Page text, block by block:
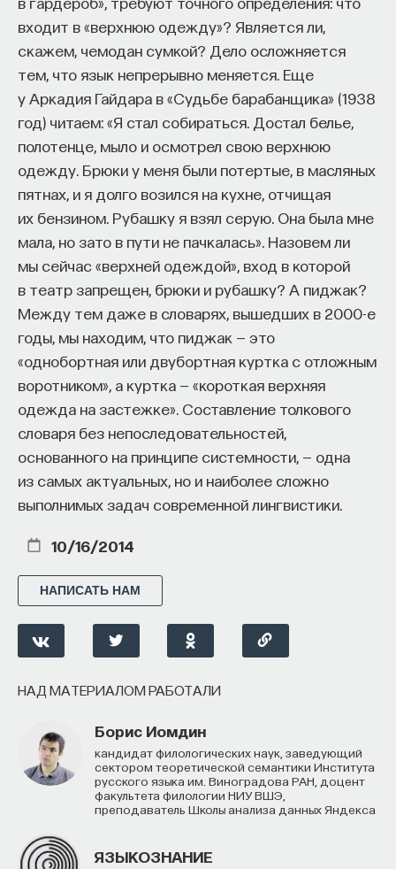
входит в «верхнюю одежду»? Является ли,
скажем, чемодан сумкой? Дело осложняется
тем, что язык непрерывно меняется. Еще
у Аркадия Гайдара в «Судьбе барабанщика» (1938
год) читаем: «Я стал собираться. Достал белье,
полотенце, мыло и осмотрел свою верхнюю
одежду. Брюки у меня были потертые, в масляных
пятнах, и я долго возился на кухне, отчищая
их бензином. Рубашку я взял серую. Она была мне
мала, но зато в пути не пачкалась». Назовем ли
мы сейчас «верхней одеждой», вход в которой
в театр запрещен, брюки и рубашку? А пиджак?
Между тем даже в словарях, вышедших в 2000-е
годы, мы находим, что пиджак — это
«однобортная или двубортная куртка с отложным
воротником», а куртка — «короткая верхняя
одежда на застежке». Составление толкового
словаря без непоследовательностей,
основанного на принципе системности, — одна
из самых актуальных, но и наиболее сложно
выполнимых задач современной лингвистики.
10/16/2014
НАПИСАТЬ НАМ
НАД МАТЕРИАЛОМ РАБОТАЛИ
Борис Иомдин
кандидат филологических наук, заведующий
сектором теоретической семантики Института
русского языка им. Виноградова РАН, доцент
факультета филологии НИУ ВШЭ,
преподаватель Школы анализа данных Яндекса
ЯЗЫКОЗНАНИЕ
иносказаний об устройстве Вселенной. И только
начиная, с одной стороны, с психологов, с Вундта,
Фрейда, а с другой стороны, начиная
со структурного метода, миф стал интересовать
сам по себе, как самостоятельная структура.
Одно из главных имен здесь, конечно, Клод Леви-
Стросс, который внес огромный вклад в изучение
мифологии самой по себе, мифа самого по себе,
и все многочисленные исследователи, которые
более или менее шли по его следам.
Особый интерес представляют исследователи
мифологии, которые видели в мифе
представление, изложение, пересказ,
истолкование древних ритуалов.
Это тоже довольно древняя теория. Основания
для ритуальной теории мифологии дали уже
греческие трагики и комедиографы, потому что
они представляли в сильно искаженном,
видоизмененном спектакле толкование мифа
иногда протонаучного толка. Толкование того, что
происходило с Прометеем, с Эдипом. Если бы
не эта познавательная, исследовательская линия
и исследователи из других областей науки
такого замечательного приема и в качестве
материала для построения своих теорий.
Очень важна лингвистическая теория мифа —
внутри которых зародился наш язык. Для меня,
как филолога, главная исследовательская база
и исследовательская теория, которая
привязывает и толкует миф в связи с языком, —
это теория Бронислава Малиновского, который
внес огромный вклад в понимание мифа именно